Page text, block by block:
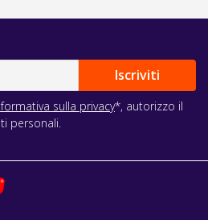
sulla privacy*, autorizzo il
personali.